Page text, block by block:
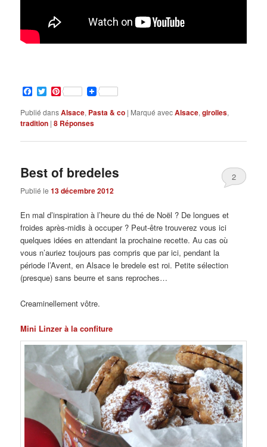
Facebook
TwitterPinterest
Publié dansAlsace, Pasta & co | Marqué avecAlsace,girolles,
tradition |8 Réponses
Best of bredeles
Publié le13 décembre 2012
2
En mal d’inspiration à l’heure du thé de Noël ? De longues et
froides après-midis à occuper ? Peut-être trouverez vous ici
quelques idées en attendant la prochaine recette. Au cas où
vous n’auriez toujours pas compris que par ici, pendant la
période l’Avent, en Alsace le bredele est roi. Petite sélection
(presque) sans beurre et sans reproches…
Creaminellement vôtre.
Mini Linzer à la confiture